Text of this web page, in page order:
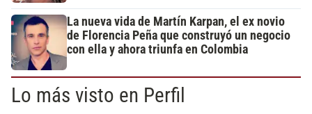
La nueva vida de Martín Karpan, el ex novio
de Florencia Peña que construyó un negocio
con ella y ahora triunfa en Colombia
Lo más visto en Perfil